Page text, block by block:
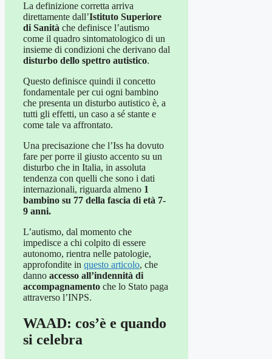
La definizione corretta arriva
direttamente dall’Istituto Superiore
di Sanità che definisce l’autismo
come il quadro sintomatologico di un
insieme di condizioni che derivano dal
disturbo dello spettro autistico.
Questo definisce quindi il concetto
fondamentale per cui ogni bambino
che presenta un disturbo autistico è, a
tutti gli effetti, un caso a sé stante e
come tale va affrontato.
Una precisazione che l’Iss ha dovuto
fare per porre il giusto accento su un
disturbo che in Italia, in assoluta
tendenza con quelli che sono i dati
internazionali, riguarda almeno 1
bambino su 77 della fascia di età 7-
9 anni.
L’autismo, dal momento che
impedisce a chi colpito di essere
autonomo, rientra nelle patologie,
approfondite in questo articolo, che
danno accesso all’indennità di
accompagnamento che lo Stato paga
attraverso l’INPS.
WAAD: cos’è e quando
si celebra